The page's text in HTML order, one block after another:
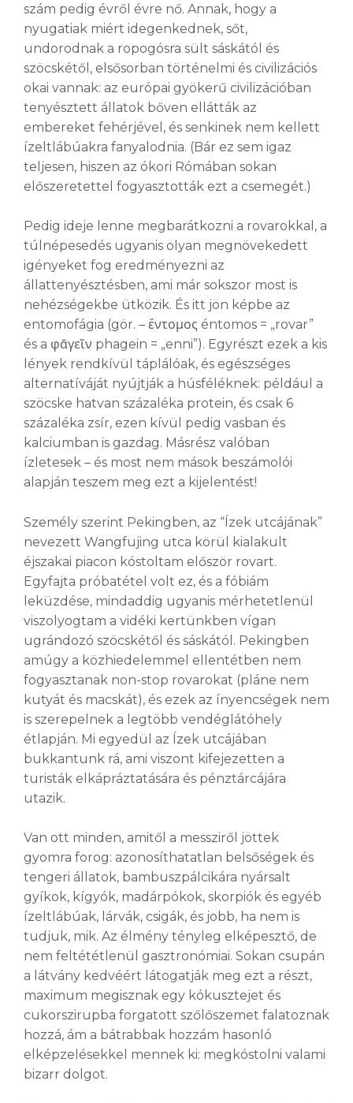
szám pedig évről évre nő. Annak, hogy a
nyugatiak miért idegenkednek, sőt,
undorodnak a ropogósra sült sáskától és
szöcskétől, elsősorban történelmi és civilizációs
okai vannak: az európai gyökerű civilizációban
tenyésztett állatok bőven ellátták az
embereket fehérjével, és senkinek nem kellett
ízeltlábúakra fanyalodnia. (Bár ez sem igaz
teljesen, hiszen az ókori Rómában sokan
előszeretettel fogyasztották ezt a csemegét.)
Pedig ideje lenne megbarátkozni a rovarokkal, a
túlnépesedés ugyanis olyan megnövekedett
igényeket fog eredményezni az
állattenyésztésben, ami már sokszor most is
nehézségekbe ütközik. És itt jön képbe az
entomofágia (gör. – ἔντομος éntomos = „rovar”
és a φᾰγεῖν phagein = „enni”). Egyrészt ezek a kis
lények rendkívül táplálóak, és egészséges
alternatíváját nyújtják a húsféléknek: például a
szöcske hatvan százaléka protein, és csak 6
százaléka zsír, ezen kívül pedig vasban és
kalciumban is gazdag. Másrész valóban
ízletesek – és most nem mások beszámolói
alapján teszem meg ezt a kijelentést!
Személy szerint Pekingben, az “Ízek utcájának”
nevezett Wangfujing utca körül kialakult
éjszakai piacon kóstoltam először rovart.
Egyfajta próbatétel volt ez, és a fóbiám
leküzdése, mindaddig ugyanis mérhetetlenül
viszolyogtam a vidéki kertünkben vígan
ugrándozó szöcskétől és sáskától. Pekingben
amúgy a közhiedelemmel ellentétben nem
fogyasztanak non-stop rovarokat (pláne nem
kutyát és macskát), és ezek az ínyencségek nem
is szerepelnek a legtöbb vendéglátóhely
étlapján. Mi egyedül az Ízek utcájában
bukkantunk rá, ami viszont kifejezetten a
turisták elkápráztatására és pénztárcájára
utazik.
Van ott minden, amitől a messziről jöttek
gyomra forog: azonosíthatatlan belsőségek és
tengeri állatok, bambuszpálcikára nyársalt
gyíkok, kígyók, madárpókok, skorpiók és egyéb
ízeltlábúak, lárvák, csigák, és jobb, ha nem is
tudjuk, mik. Az élmény tényleg elképesztő, de
nem feltététlenül gasztronómiai. Sokan csupán
a látvány kedvéért látogatják meg ezt a részt,
maximum megisznak egy kókusztejet és
cukorszirupba forgatott szőlőszemet falatoznak
hozzá, ám a bátrabbak hozzám hasonló
elképzelésekkel mennek ki: megkóstolni valami
bizarr dolgot.